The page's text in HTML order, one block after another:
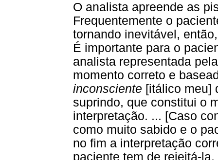
O analista apreende as
Frequentemente o
tornando inevitável,
É importante para o
analista representada
momento correto e
inconsciente [itálico meu]
suprindo, que constitui o
interpretação. ... [Caso
como muito sabido e o
no fim a interpretação
paciente tem de rejeitá-